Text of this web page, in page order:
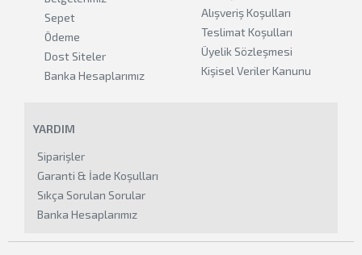
Sepet
Ödeme
Dost Siteler
Banka Hesaplarımız
Alışveriş Koşulları
Teslimat Koşulları
Üyelik Sözleşmesi
Kişisel Veriler Kanunu
YARDIM
Siparişler
Garanti & İade Koşulları
Sıkça Sorulan Sorular
Banka Hesaplarımız